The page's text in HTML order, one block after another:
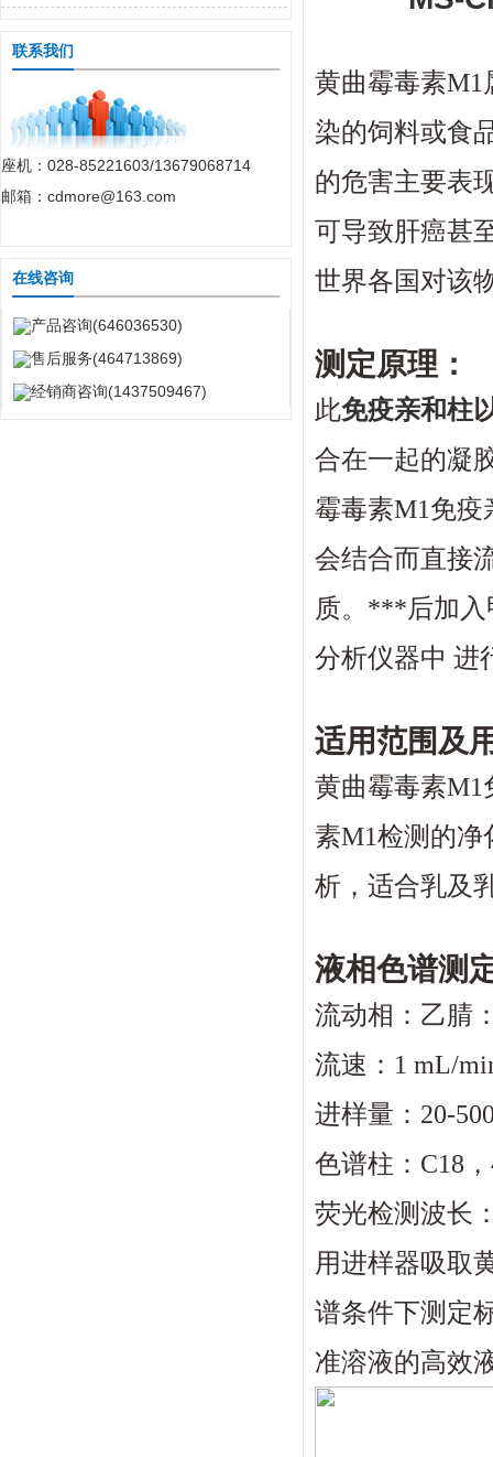
联系我们
座机：028-85221603/13679068714
邮箱：cdmore@163.com
在线咨询
产品咨询(646036530)
售后服务(464713869)
经销商咨询(1437509467)
黄曲霉毒素M1
染的饲料或食
的危害主要表
可导致肝癌甚
世界各国对该
测定原理：
此免疫亲和柱
合在一起的凝
霉毒素M1免疫
会结合而直接
质。***后加入
分析仪器中 进
适用范围及
黄曲霉毒素M1
素M1检测的净
析，适合乳及
液相色谱测
流动相：乙腈
流速： 1 mL/
进样量： 20-
色谱柱： C18 ，
荧光检测波长
用进样器吸取
谱条件下测定
准溶液的高效